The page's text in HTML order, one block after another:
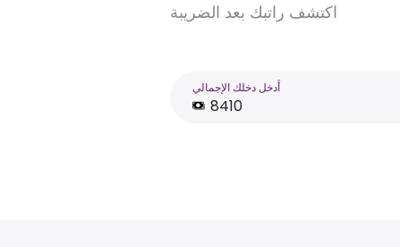
اكتشف راتبك بعد الضريبة
أَدخل دخلك الإجمالي